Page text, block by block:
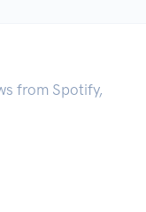
from Spotify,